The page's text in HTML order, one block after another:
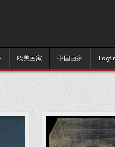
欧美画家 中国画家